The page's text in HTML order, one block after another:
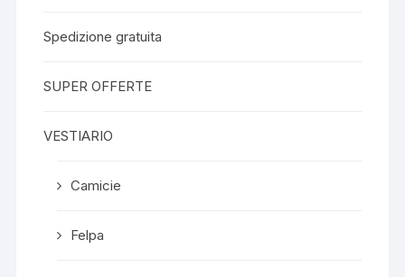
Spedizione gratuita
SUPER OFFERTE
VESTIARIO
Camicie
Felpa